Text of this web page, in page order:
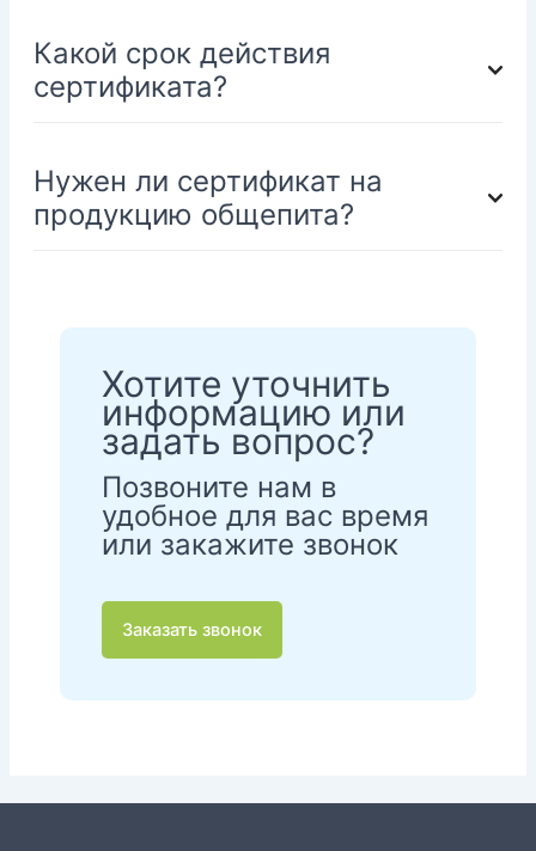
Какой срок действия
сертификата?
Нужен ли сертификат на
продукцию общепита?
Хотите уточнить
информацию или
задать вопрос?
Позвоните нам в
удобное для вас время
или закажите звонок
Заказать звонок